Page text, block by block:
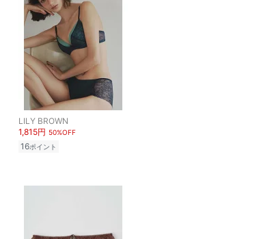
LILY BROWN
1,815円 50%OFF
16ポイント